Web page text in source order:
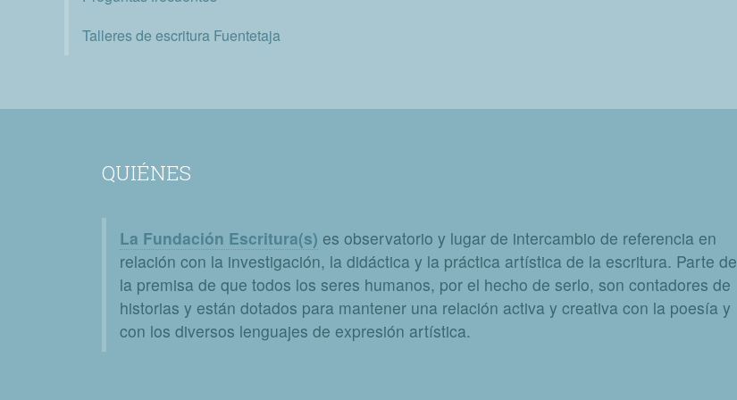
Talleres de escritura Fuentetaja
QUIÉNES
La Fundación Escritura(s) es observatorio y lugar de intercambio de referencia en
relación con la investigación, la didáctica y la práctica artística de la escritura. Parte de
la premisa de que todos los seres humanos, por el hecho de serlo, son contadores de
historias y están dotados para mantener una relación activa y creativa con la poesía y
con los diversos lenguajes de expresión artística.